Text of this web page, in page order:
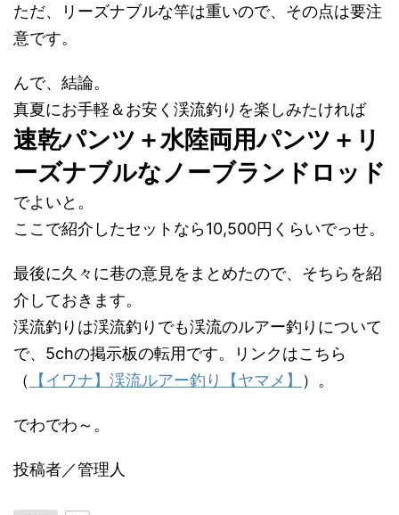
ただ、リーズナブルな竿は重いので、その点は要注
意です。
んで、結論。
真夏にお手軽＆お安く渓流釣りを楽しみたければ
速乾パンツ＋水陸両用パンツ＋リ
ーズナブルなノーブランドロッド
でよいと。
ここで紹介したセットなら10,500円くらいでっせ。
最後に久々に巷の意見をまとめたので、そちらを紹
介しておきます。
渓流釣りは渓流釣りでも渓流のルアー釣りについて
で、5chの掲示板の転用です。リンクはこちら
（
【イワナ】渓流ルアー釣り【ヤマメ】 ）。
でわでわ～。
投稿者／管理人